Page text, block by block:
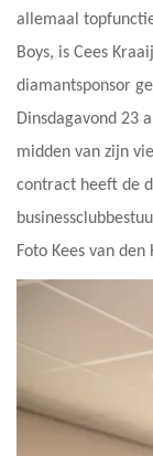
allemaal
Boys, is Cees
diamantsponsor
Dinsdagavond 23
midden van zijn
contract heeft de
Foto Kees van